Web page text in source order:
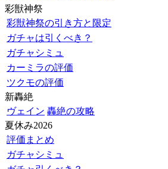
彩獣神祭
彩獣神祭の引き方と限定
ガチャは引くべき？
ガチャシミュ
カーミラの評価
ツクモの評価
新轟絶
ヴェイン 轟絶の攻略
夏休み2026
評価まとめ
ガチャシミュ